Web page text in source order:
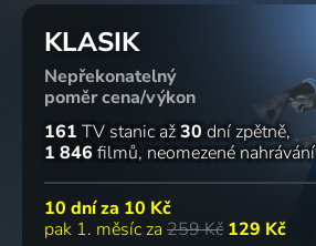
KLASIK
Nepřekonatelný
poměr cena/výkon
161 TV stanic až30 dní zpětně
1 846 filmů neomezené nahrávání
10 dní za 10 Kč
pak 1. měsíc za 259 Kč 129 Kč